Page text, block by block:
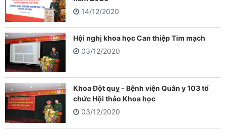
14/12/2020
Hội nghị khoa học Can thiệp Tim mạch
03/12/2020
Khoa Đột quỵ - Bệnh viện Quân y 103 tổ
chức Hội thảo Khoa học
03/12/2020